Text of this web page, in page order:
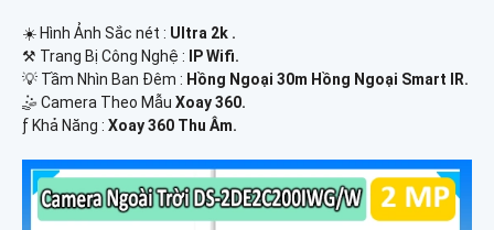
☀️ Hình Ảnh Sắc nét : Ultra 2k .
⚒ Trang Bị Công Nghệ :
IP Wifi.
💡 Tầm Nhìn Ban Đêm : Hồng Ngoại 30m Hồng Ngoại Smart IR.
🤹 Camera Theo Mẫu Xoay 360.
️ƒ Khả Năng : Xoay 360 Thu Âm.